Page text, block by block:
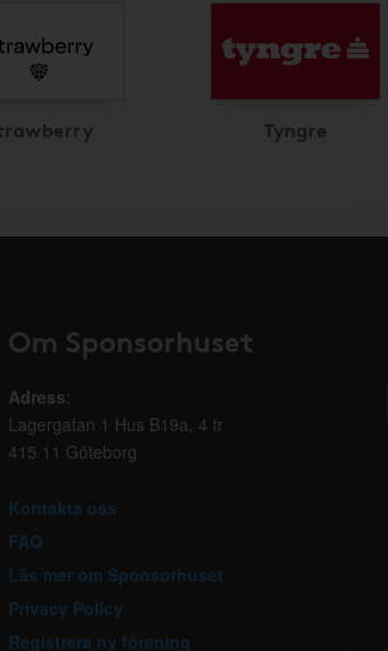
Tyngre
Om Sponsorhuset
Adress:
Lagergatan 1 Hus B19a, 4 tr
415 11 Göteborg
Kontakta oss
FAQ
Läs mer om Sponsorhuset
Privacy Policy
Registrera ny förening